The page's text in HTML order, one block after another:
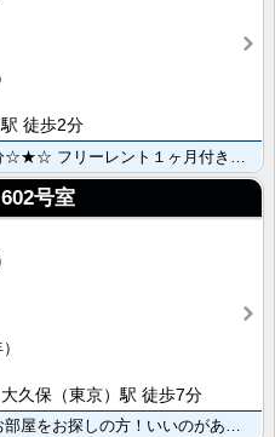
徒歩2分
602号室
久保（東京）駅 徒歩7分
◇◆◇『新宿区・渋谷区』界隈でお部屋をお探しの方！いいのがあります(笑)◇◆◇ ～都心へのアク･･･